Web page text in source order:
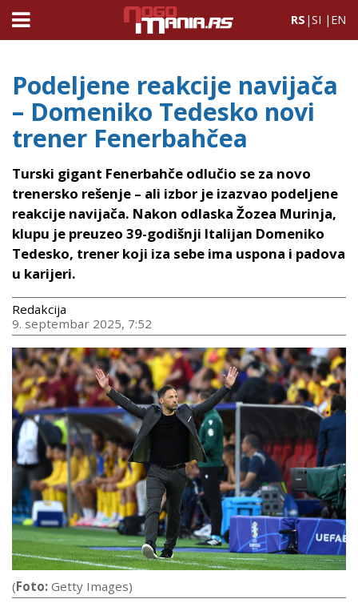
RS |SI | EN
Podeljene reakcije navijača
– Domeniko Tedesko novi
trener Fenerbahčea
Turski gigant Fenerbahče odlučio se za novo
trenersko rešenje – ali izbor je izazvao podeljene
reakcije navijača. Nakon odlaska Žozea Murinja,
klupu je preuzeo 39-godišnji Italijan Domeniko
Tedesko, trener koji iza sebe ima uspona i padova
u karijeri.
Redakcija
9. septembar 2025, 7:52
(Foto: Getty Images)